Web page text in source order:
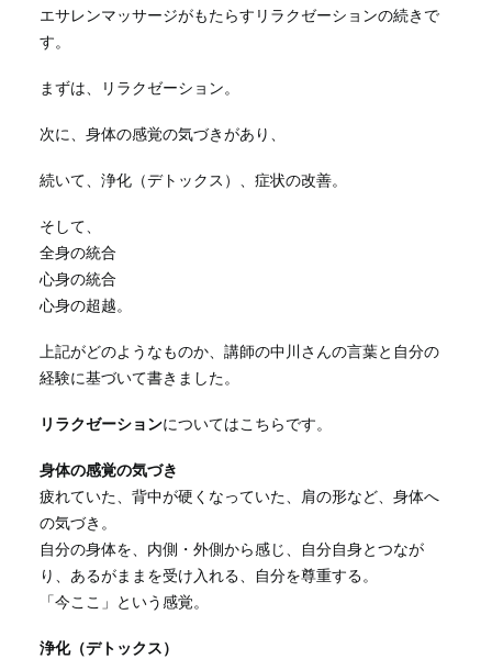
エサレンマッサージがもたらすリラクゼーションの続きで
す。
まずは、リラクゼーション。
次に、身体の感覚の気づきがあり、
続いて、浄化（デトックス）、症状の改善。
そして、
全身の統合
心身の統合
心身の超越。
上記がどのようなものか、講師の中川さんの言葉と自分の
経験に基づいて書きました。
リラクゼーションについてはこちらです。
身体の感覚の気づき
疲れていた、背中が硬くなっていた、肩の形など、身体へ
の気づき。
自分の身体を、内側・外側から感じ、自分自身とつなが
り、あるがままを受け入れる、自分を尊重する。
「今ここ」という感覚。
浄化（デトックス）